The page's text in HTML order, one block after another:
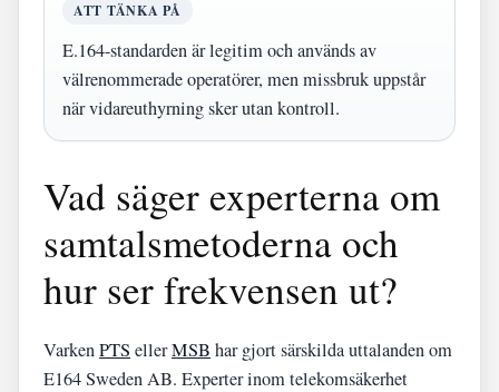
ATT TÄNKA PÅ
E.164-standarden är legitim och används av
välrenommerade operatörer, men missbruk uppstår
när vidareuthyrning sker utan kontroll.
Vad säger experterna om
samtalsmetoderna och
hur ser frekvensen ut?
VarkenPTS ellerMSB har gjort särskilda uttalanden om
E164 Sweden AB. Experter inom telekomsäkerhet